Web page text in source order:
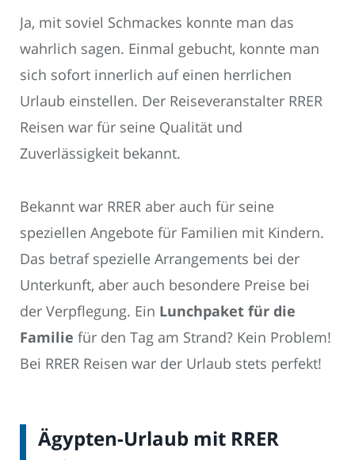
Ja, mit soviel Schmackes konnte man das
wahrlich sagen. Einmal gebucht, konnte man
sich sofort innerlich auf einen herrlichen
Urlaub einstellen. Der Reiseveranstalter RRER
Reisen war für seine Qualität und
Zuverlässigkeit bekannt.
Bekannt war RRER aber auch für seine
speziellen Angebote für Familien mit Kindern.
Das betraf spezielle Arrangements bei der
Unterkunft, aber auch besondere Preise bei
der Verpflegung. Ein Lunchpaket für die
Familie für den Tag am Strand? Kein Problem!
Bei RRER Reisen war der Urlaub stets perfekt!
Ägypten-Urlaub mit RRER